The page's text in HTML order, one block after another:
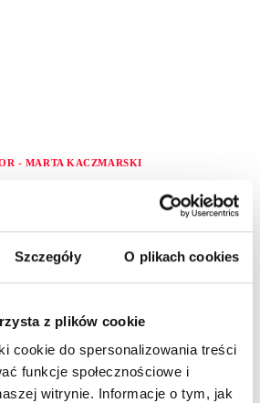
Szczegóły O plikach cookies
z plików cookie
cookie do spersonalizowania treści
funkcje społecznościowe i
witrynie. Informacje o tym, jak
- MARTA KACZMARSKI
SWOICH
INSTAGRAMIE!
– STUDIUM
11 marca 2021
ZWIĘKSZ